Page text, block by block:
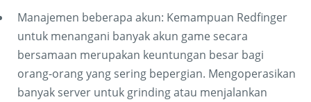
Manajemen beberapa akun: Kemampuan Redfinger
untuk menangani banyak akun game secara
bersamaan merupakan keuntungan besar bagi
orang-orang yang sering bepergian. Mengoperasikan
banyak server untuk grinding atau menjalankan